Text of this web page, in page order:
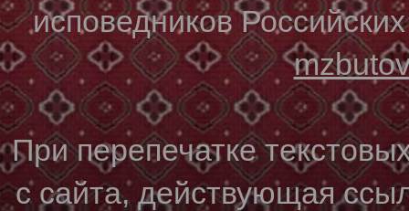
исповедников
При перепечатке
с сайта, действующая